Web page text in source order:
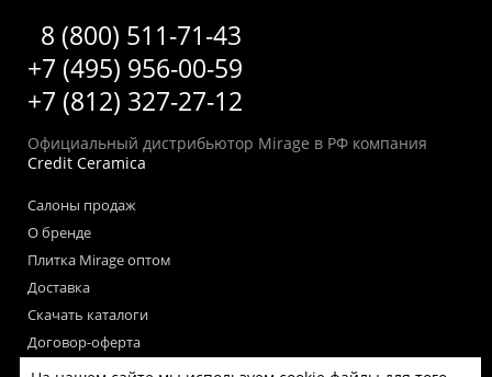
8 (800) 511-71-43
+7 (495) 956-00-59
+7 (812) 327-27-12
Официальный дистрибьютор Mirage в РФ компания
Credit Ceramica
Салоны продаж
О бренде
Плитка Mirage оптом
Доставка
Скачать каталоги
Договор-оферта
Пользовательское соглашение